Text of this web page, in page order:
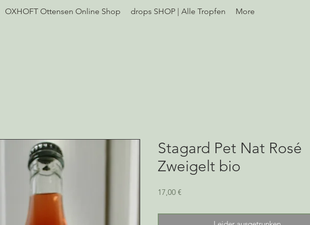
OXHOFT Ottensen Online Shop drops SHOP | Alle Tropfen More
Stagard Pet Nat Rosé
Zweigelt bio
17,00 €Preis